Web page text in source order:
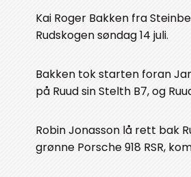
Kai Roger Bakken fra
Rudskogen søndag 14 juli.
Bakken tok starten foran
på Ruud sin Stelth B7, og
Robin Jonasson lå rett bak
grønne Porsche 918 RSR,